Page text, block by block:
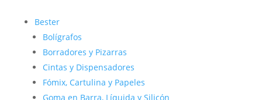
Bester
Bolígrafos
Borradores y Pizarras
Cintas y Dispensadores
Fómix, Cartulina y Papeles
Goma en Barra, Líquida y Silicón